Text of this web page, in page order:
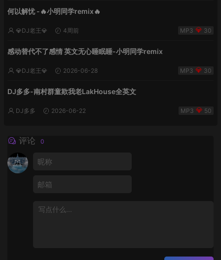
何以解忧 -🔥小明同学remix🔥
💎DJ老王💎 4周前 30
感动替代不了感情 英文无心睡眠睡-小明同学remix
💎DJ老王💎 2026-06-28 30
DJ多多-南村群童欺我老LakHouse全英文
DJ多多 2026-06-22 50
评论 0